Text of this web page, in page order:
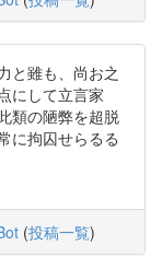
と雖も、尚お之
にして立言家
類の陋弊を超脱
に拘囚せらるる
(投稿一覧)